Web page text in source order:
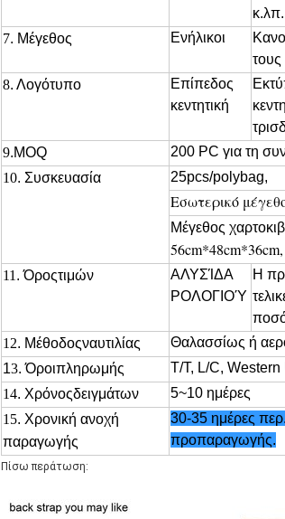
κ.λπ.
7. Μέγεθος Ενήλικοι
τους
8. Λογότυπο
Επίπεδος
κεντητική
9.MOQ
200 PC για τη
10. Συσκευασία 25pcs/polybag,
Εσωτερικό
Μέγεθος
56cm*48cm*36cm,
11 . Όροςτιμών
ΑΛΥΣΊΔΑ
ΡΟΛΟΓΙΟΎ
Η
12. Μέθοδοςναυτιλίας
Θαλασσίως ή
13. Όροιπληρωμής
T/T, L/C, Western
14. Χρόνοςδειγμάτων
5~10 ημέρες
15. Χρονική ανοχή
παραγωγής
30-35 ημέρες
προπαραγωγής.
Πίσω περάτωση: